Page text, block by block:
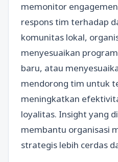
memonitor
respons tim terhadap
komunitas lokal,
menyesuaikan
baru, atau
mendorong tim untuk
meningkatkan
loyalitas. Insight yang
membantu organisasi
strategis lebih cerdas